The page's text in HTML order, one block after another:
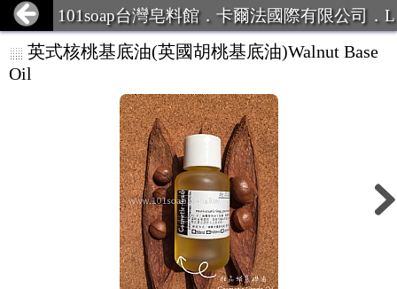
101soap台灣皂料館．卡爾法國際有限公司．L
INE ID:101Soap 客服專線:07-387
英式核桃基底油(英國胡桃基底油)Walnut Base
Oil